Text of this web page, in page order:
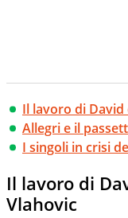
Il lavoro di
Allegri e il
I singoli in crisi
Il lavoro di
Vlahovic